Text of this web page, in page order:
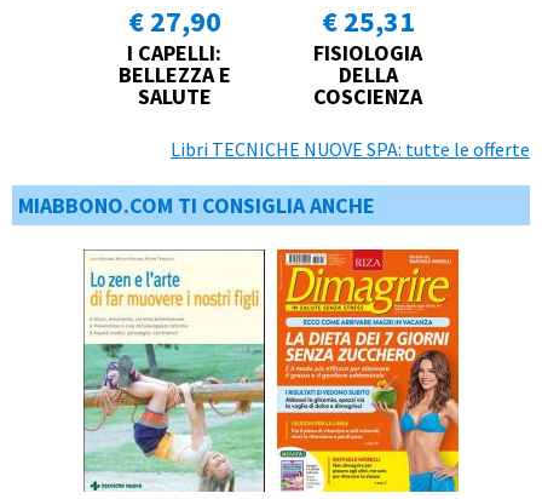
€ 27,90
I CAPELLI:
BELLEZZA E
SALUTE
€ 25,31
FISIOLOGIA
DELLA
COSCIENZA
Libri TECNICHE NUOVE SPA: tutte le offerte
MIABBONO.COM TI CONSIGLIA ANCHE